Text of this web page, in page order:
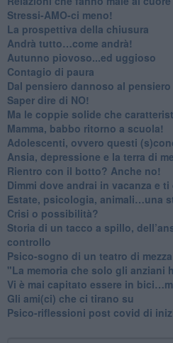
​Stressi-AMO-ci meno!
​La prospettiva della chiusura
​Andrà tutto…come andrà!
Autunno piovoso...ed uggioso
​Contagio di paura
​Dal pensiero dannoso al
​Saper dire di NO!
​Ma le coppie solide che
​Mamma, babbo ritorno a scuola!
Adolescenti, ovvero questi
Ansia, depressione e la terra di
​Rientro con il botto? Anche no!
Dimmi dove andrai in vacanza e
​Estate, psicologia, animali…una
​Crisi o possibilità?
​Storia di un tacco a spillo,
controllo
​Psico-sogno di un teatro di
"La memoria che solo gli anziani
​Vi è mai capitato essere in
​Gli ami(ci) che ci tirano su
Psico-riflessioni post covid di